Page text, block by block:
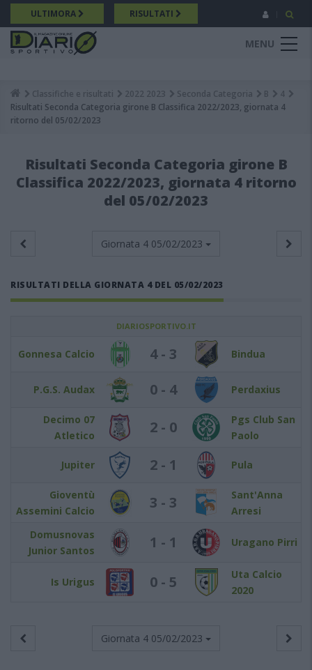
Salta
al
contenuto
principale
ULTIMORA RISULTATI
MENU
Breadcrumb
Classifiche e risultati 2022 2023 Seconda Categoria B
4
Risultati Seconda Categoria girone B Classifica 2022/2023, giornata 4
ritorno del 05/02/2023
Risultati Seconda Categoria girone B
Classifica 2022/2023, giornata 4 ritorno
del 05/02/2023
Giornata 4 05/02/2023
RISULTATI DELLA GIORNATA 4 DEL 05/02/2023
DIARIOSPORTIVO.IT
Gonnesa Calcio 4 - 3 Bindua
P.G.S. Audax 0 - 4 Perdaxius
Decimo 07
Atletico
2 - 0
Pgs Club San
Paolo
Jupiter 2 - 1 Pula
Gioventù
Assemini Calcio
3 - 3
Sant'Anna
Arresi
Domusnovas
Junior Santos
1 - 1 Uragano Pirri
Is Urigus 0 - 5
Uta Calcio
2020
Giornata 4 05/02/2023